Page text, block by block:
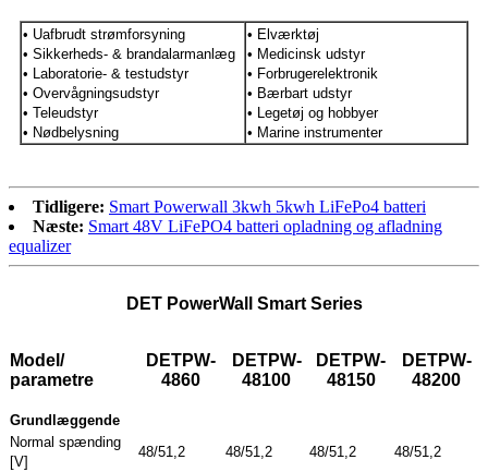
• Uafbrudt strømforsyning
• Sikkerheds- & brandalarmanlæg
• Laboratorie- & testudstyr
• Overvågningsudstyr
• Teleudstyr
• Nødbelysning
• Elværktøj
• Medicinsk udstyr
• Forbrugerelektronik
• Bærbart udstyr
• Legetøj og hobbyer
• Marine instrumenter
Tidligere: Smart Powerwall 3kwh 5kwh LiFePo4 batteri
Næste: Smart 48V LiFePO4 batteri opladning og afladning
equalizer
DET PowerWall Smart Series
Model/
parametre
DETPW-
4860
DETPW-
48100
DETPW-
48150
DETPW-
48200
Grundlæggende
Normal spænding
[V]
48/51,2 48/51,2 48/51,2
48/51,2